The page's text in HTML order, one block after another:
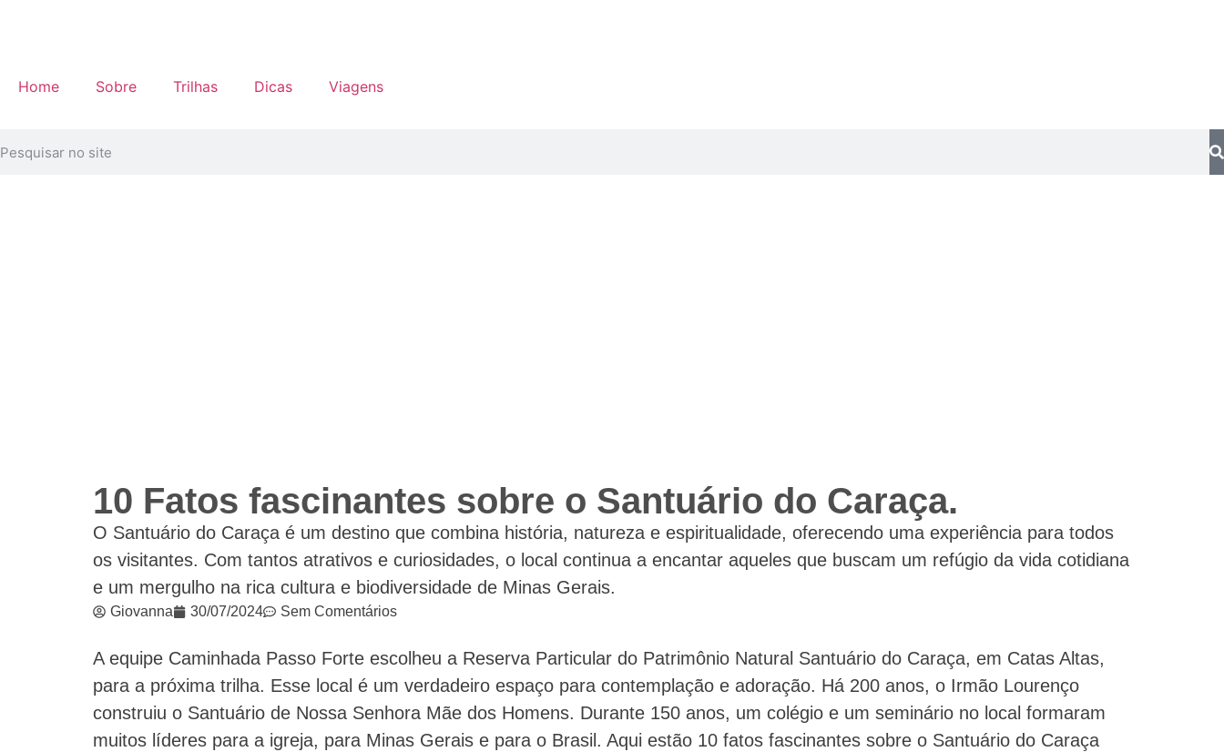
Home Sobre Trilhas Dicas Viagens
10 Fatos fascinantes sobre o Santuário do Caraça.
O Santuário do Caraça é um destino que combina história, natureza e espiritualidade, oferecendo uma experiência para todos
os visitantes. Com tantos atrativos e curiosidades, o local continua a encantar aqueles que buscam um refúgio da vida cotidiana
e um mergulho na rica cultura e biodiversidade de Minas Gerais.
Giovanna 30/07/2024 Sem Comentários
A equipe Caminhada Passo Forte escolheu a Reserva Particular do Patrimônio Natural Santuário do Caraça, em Catas Altas,
para a próxima trilha. Esse local é um verdadeiro espaço para contemplação e adoração. Há 200 anos, o Irmão Lourenço
construiu o Santuário de Nossa Senhora Mãe dos Homens. Durante 150 anos, um colégio e um seminário no local formaram
muitos líderes para a igreja, para Minas Gerais e para o Brasil. Aqui estão 10 fatos fascinantes sobre o Santuário do Caraça